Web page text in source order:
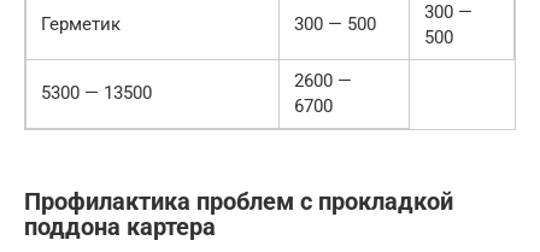
Герметик 300 — 500
300 —
500
5300 — 13500
2600 —
6700
Профилактика проблем с прокладкой
поддона картера